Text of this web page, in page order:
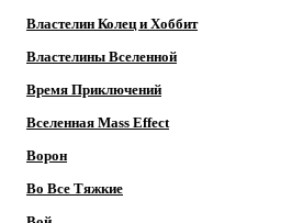
Властелин Колец и Хоббит
Властелины Вселенной
Время Приключений
Вселенная Mass Effect
Ворон
Во Все Тяжкие